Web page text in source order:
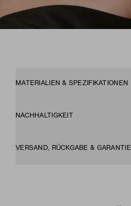
MATERIALIEN & SPEZIFIKATIONEN
NACHHALTIGKEIT
VERSAND, RÜCKGABE & GARANTIE